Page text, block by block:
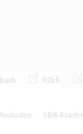
RI&E
SBA